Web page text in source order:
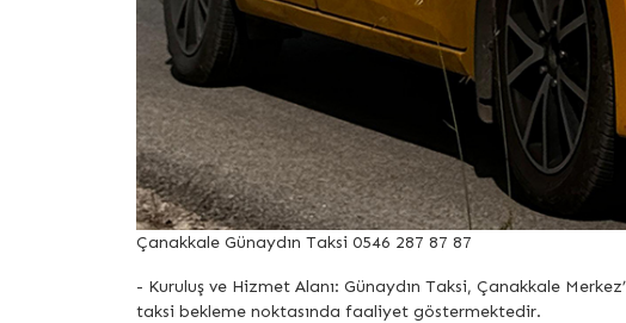
Çanakkale Günaydın Taksi 0546 287 87 87
- Kuruluş ve Hizmet Alanı: Günaydın Taksi, Çanakkale
taksi bekleme noktasında faaliyet göstermektedir.